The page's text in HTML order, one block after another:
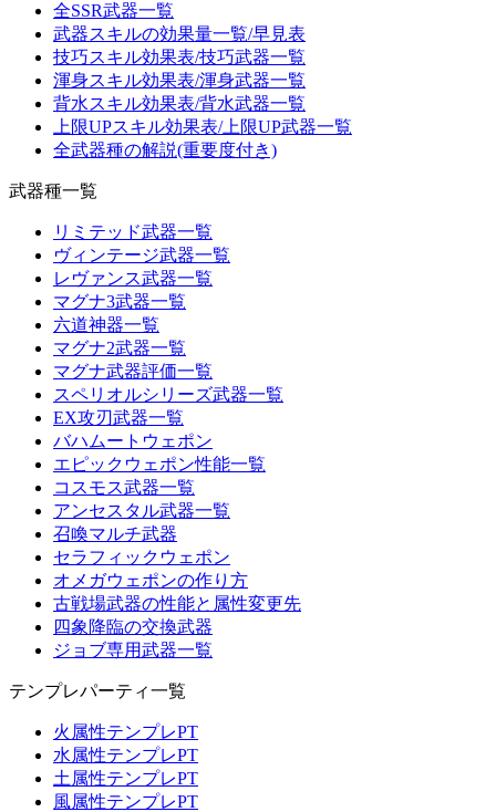
全SSR武器一覧
武器スキルの効果量一覧/早見表
技巧スキル効果表/技巧武器一覧
渾身スキル効果表/渾身武器一覧
背水スキル効果表/背水武器一覧
上限UPスキル効果表/上限UP武器一覧
全武器種の解説(重要度付き)
武器種一覧
リミテッド武器一覧
ヴィンテージ武器一覧
レヴァンス武器一覧
マグナ3武器一覧
六道神器一覧
マグナ2武器一覧
マグナ武器評価一覧
スペリオルシリーズ武器一覧
EX攻刃武器一覧
バハムートウェポン
エピックウェポン性能一覧
コスモス武器一覧
アンセスタル武器一覧
召喚マルチ武器
セラフィックウェポン
オメガウェポンの作り方
古戦場武器の性能と属性変更先
四象降臨の交換武器
ジョブ専用武器一覧
テンプレパーティ一覧
火属性テンプレPT
水属性テンプレPT
土属性テンプレPT
風属性テンプレPT